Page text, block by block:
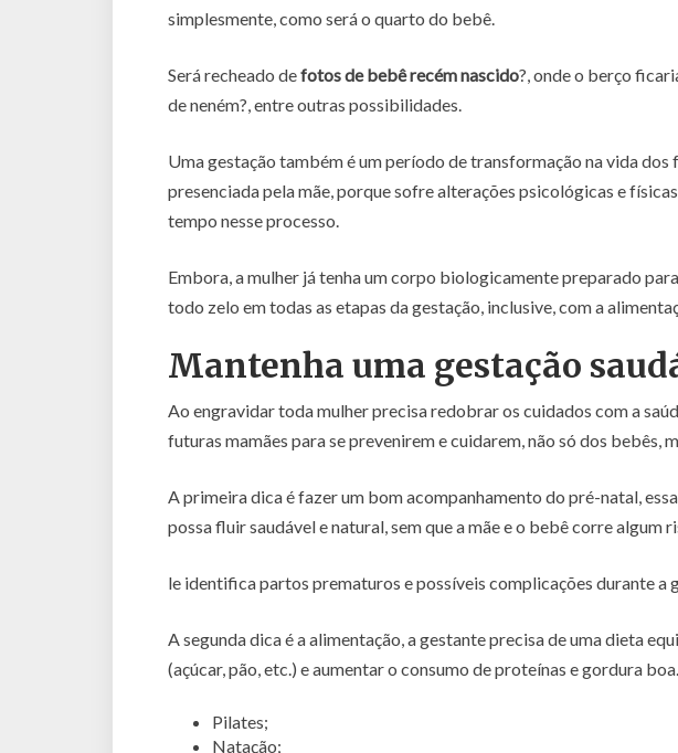
simplesmente, como será o quarto do bebê.
Será recheado defotos de bebê recém nascido?, onde o berço
de neném?, entre outras possibilidades.
Uma gestação também é um período de transformação na vida dos
presenciada pela mãe, porque sofre alterações psicológicas e
tempo nesse processo.
Embora, a mulher já tenha um corpo biologicamente preparado
todo zelo em todas as etapas da gestação, inclusive, com a
Mantenha uma gestação
Ao engravidar toda mulher precisa redobrar os cuidados com a
futuras mamães para se prevenirem e cuidarem, não só dos bebês,
A primeira dica é fazer um bom acompanhamento do pré-natal,
possa fluir saudável e natural, sem que a mãe e o bebê corre algum
le identifica partos prematuros e possíveis complicações durante a
A segunda dica é a alimentação, a gestante precisa de uma dieta
(açúcar, pão, etc.) e aumentar o consumo de proteínas e gordura boa.
Pilates;
Natação;